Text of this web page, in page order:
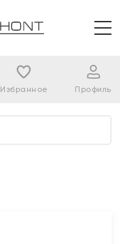
Избранное Профиль